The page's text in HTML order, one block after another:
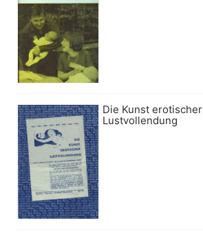
Die Kunst erotischer
Lustvollendung